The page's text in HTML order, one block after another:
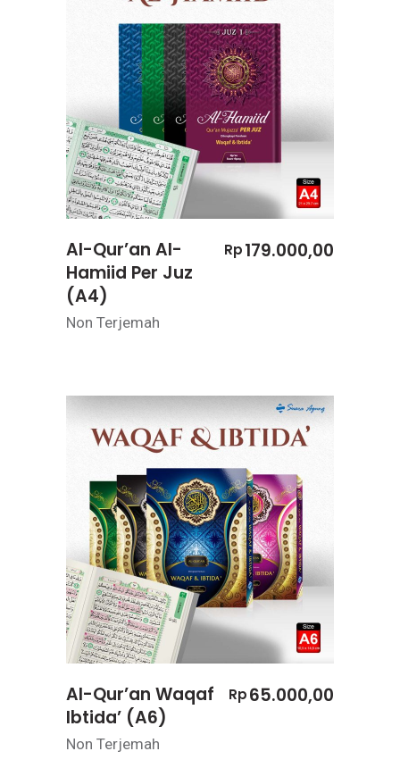
Al-Qur’an Al-
Hamiid Per Juz
(A4)
Rp179.000,00
Non Terjemah
Al-Qur’an Waqaf
Ibtida’ (A6)
Rp65.000,00
Non Terjemah